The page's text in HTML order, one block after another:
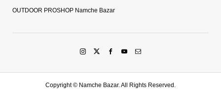
OUTDOOR PROSHOP Namche Bazar
Copyright © Namche Bazar. All Rights Reserved.